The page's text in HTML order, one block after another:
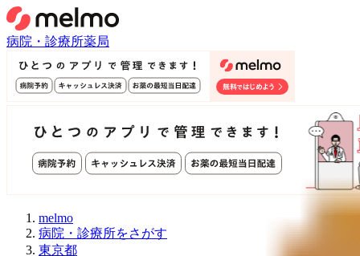
病院・診療所薬局
melmo
病院・診療所をさがす
東京都